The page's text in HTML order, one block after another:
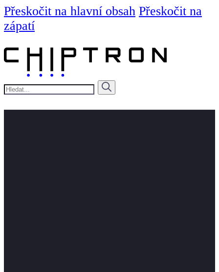
Přeskočit na hlavní obsah Přeskočit na
zápatí
Hledat